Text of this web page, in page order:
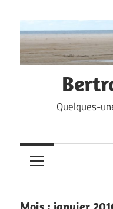
to
content
Quelques-